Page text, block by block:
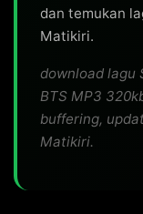
dan temukan
Matikiri.
download lagu
BTS MP3
buffering,
Matikiri.